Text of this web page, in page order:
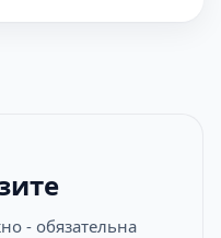
- обязательна